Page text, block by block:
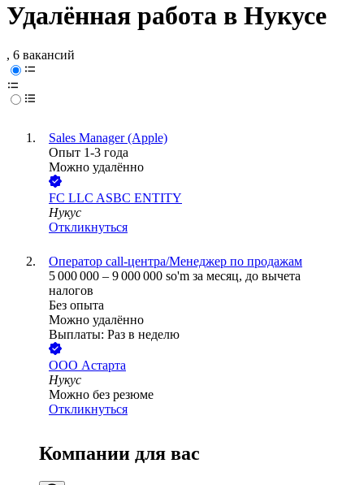
Удалённая работа в Нукусе
, 6 вакансий
Sales Manager (Apple)
Опыт 1-3 года
Можно удалённо
FC LLC ASBC ENTITY
Нукус
Откликнуться
Оператор call-центра/Менеджер по продажам
5 000 000 – 9 000 000 so'm за месяц, до вычета
налогов
Без опыта
Можно удалённо
Выплаты: Раз в неделю
ООО Астарта
Нукус
Можно без резюме
Откликнуться
Компании для вас